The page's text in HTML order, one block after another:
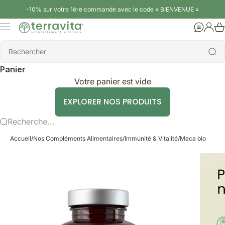
Passer au contenu
-10% sur votre 1ère commande avec le code « BIENVENUE »
Terravita
Rechercher
Rechercher
Menu Aide
Panier
Votre panier est vide
EXPLORER NOS PRODUITS
Recherche...
Accueil/Nos Compléments Alimentaires/Immunité & Vitalité/Maca bio